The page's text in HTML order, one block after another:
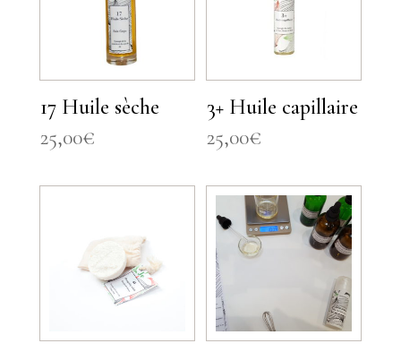
17 Huile sèche
25,00€
3+ Huile capillaire
25,00€